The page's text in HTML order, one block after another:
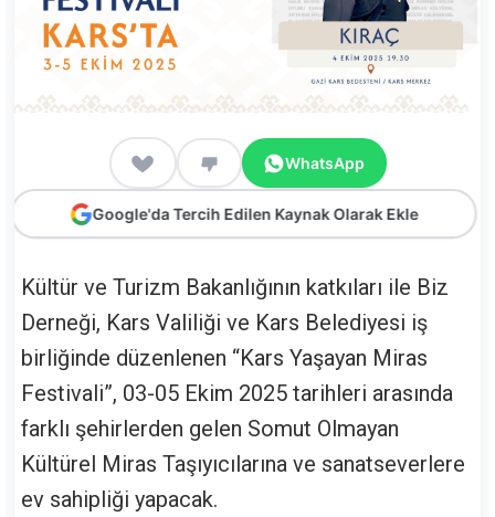
WhatsApp
Google'da Tercih Edilen Kaynak Olarak Ekle
Kültür ve Turizm Bakanlığının katkıları ile Biz
Derneği, Kars Valiliği ve Kars Belediyesi iş
birliğinde düzenlenen “Kars Yaşayan Miras
Festivali”, 03-05 Ekim 2025 tarihleri arasında
farklı şehirlerden gelen Somut Olmayan
Kültürel Miras Taşıyıcılarına ve sanatseverlere
ev sahipliği yapacak.